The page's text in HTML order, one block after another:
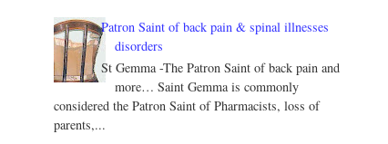
Patron Saint of back pain & spinal illnesses
disorders
St Gemma -The Patron Saint of back pain and
more… Saint Gemma is commonly
considered the Patron Saint of Pharmacists, loss of
parents,...